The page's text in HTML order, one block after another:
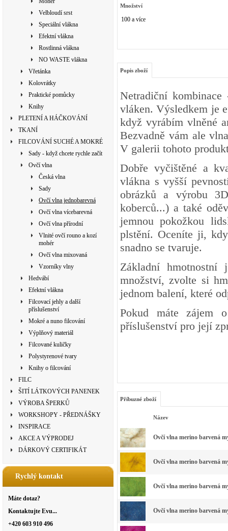
Velbloudí srst
Speciální vlákna
Efektní vlákna
Rostlinná vlákna
NO WASTE vlákna
Vřetánka
Kolovrátky
Praktické pomůcky
Knihy
PLETENÍ A HÁČKOVÁNÍ
TKANÍ
FILCOVÁNÍ SUCHÉ A MOKRÉ
Sady - když chcete rychle začít
Ovčí vlna
Česká vlna
Sady
Ovčí vlna jednobarevná
Ovčí vlna vícebarevná
Ovčí vlna přírodní
Vlnité ovčí rouno a kozí
mohér
Ovčí vlna mixovaná
Vzorníky vlny
Hedvábí
Efektní vlákna
Filcovací jehly a další
příslušenství
Mokré a nuno filcování
Výplňový materiál
Filcované kuličky
Polystyrenové tvary
Knihy o filcování
FILC
ŠITÍ LÁTKOVÝCH PANENEK
VÝROBA ŠPERKŮ
WORKSHOPY - PŘEDNÁŠKY
INSPIRACE
AKCE A VÝPRODEJ
DÁRKOVÝ CERTIFIKÁT
Rychlý kontakt
Máte dotaz?
Kontaktujte Evu...
+420 603 910 496
Množství
100 a více
Popis zboží
Netradiční
vláken. Výsledkem je
když vyrábím vlněné
Bezvadně vám ale
V galerii tohoto
Dobře vyčištěné a
vlákna s vyšší
obrázků a výrobu
koberců...) a také
jemnou pokožkou
plstění. Oceníte ji,
snadno se tvaruje.
Základní
množství, zvolte si
jednom balení, které
Pokud máte zájem
příslušenství pro její
Příbuzné zboží
Název
Ovčí vlna merino barvená
Ovčí vlna merino barvená
Ovčí vlna merino barvená
Ovčí vlna merino barvená